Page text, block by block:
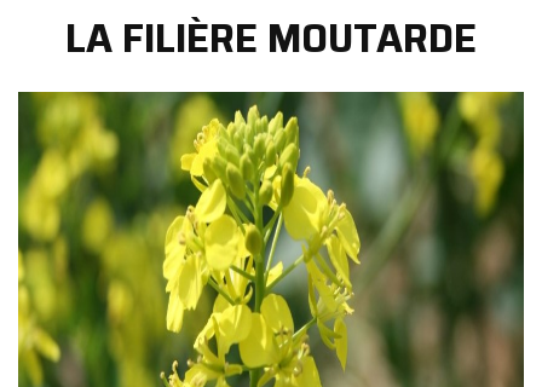
LA FILIÈRE MOUTARDE